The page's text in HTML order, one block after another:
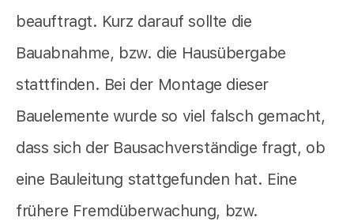
beauftragt. Kurz darauf sollte die
Bauabnahme, bzw. die Hausübergabe
stattfinden. Bei der Montage dieser
Bauelemente wurde so viel falsch gemacht,
dass sich der Bausachverständige fragt, ob
eine Bauleitung stattgefunden hat. Eine
frühere Fremdüberwachung, bzw.